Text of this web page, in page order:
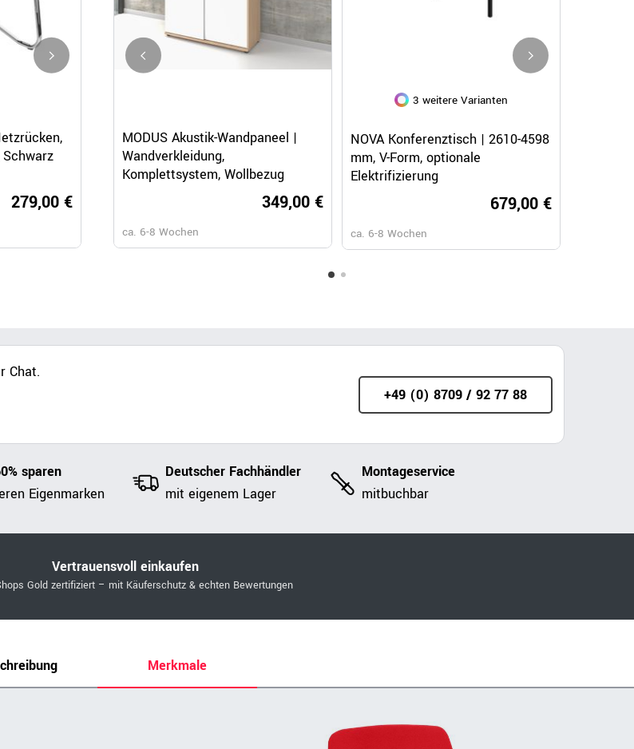
279,00 €
DIVA Freischwinger | Netzrücken,
gepolsterte Sitzfläche
269,00 €
ca. 5-6 Wochen
3 weitere Varianten
NETKON Freischwinger |
Netzrücken, Schwarz
249,00 €
ca. 4-8 Werktage
MODUS Akustik-Wandpaneel |
Wandverkleidung,
Komplettsystem, Wollbezug
349,00 €
ca. 6-8 Wochen
3 weitere Varianten
NOVA Konferenztisch | 2610-4598
mm, V-Form, optionale
Elektrifizierung
679,00 €
ca. 6-8 Wochen
Chat.
+49 (0) 8709 / 92 77 88
sparen
Eigenmarken
Deutscher Fachhändler
mit eigenem Lager
Montageservice
mitbuchbar
Vertrauensvoll einkaufen
Gold zertifiziert – mit Käuferschutz & echten Bewertungen
Merkmale